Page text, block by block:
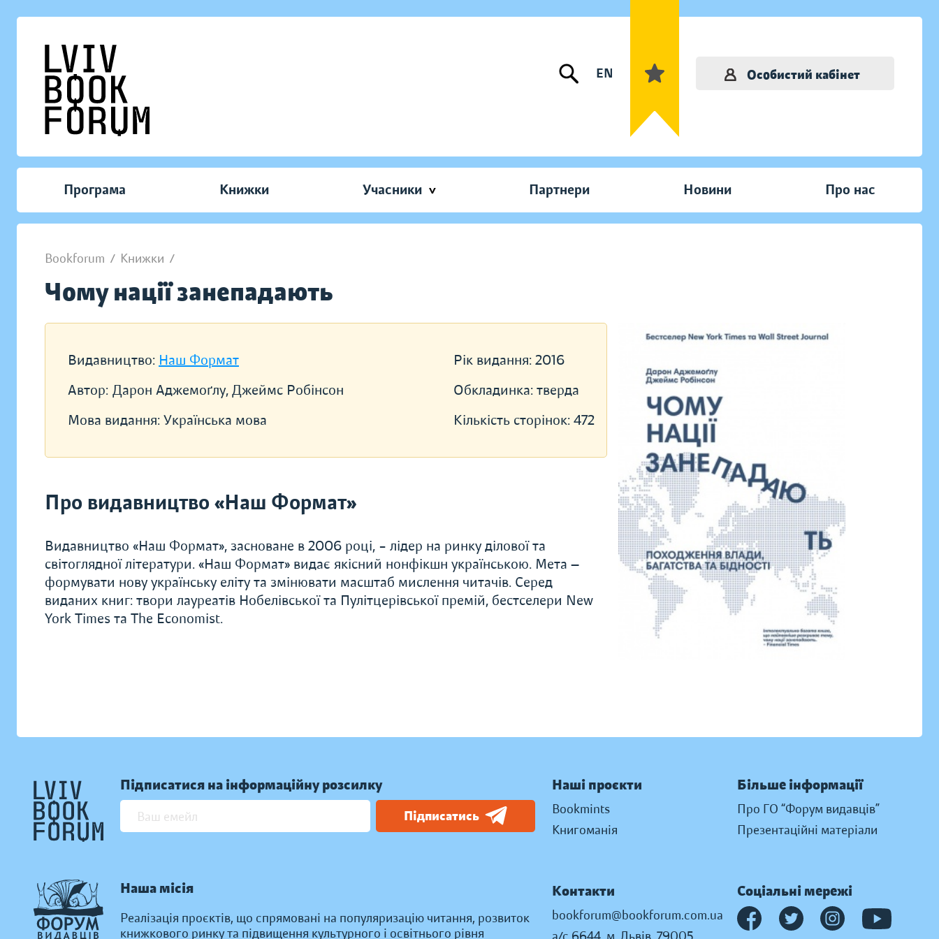
EN Особистий кабінет
Програма Книжки Учасники Партнери Новини Про нас
Bookforum / Книжки /
Чому нації занепадають
Видавництво: Наш Формат
Автор: Дарон Аджемоґлу, Джеймс Робінсон
Мова видання: Українська мова
Рік видання: 2016
Обкладинка: тверда
Кількість сторінок: 472
Про видавництво «Наш Формат»
Видавництво «Наш Формат», засноване в 2006 році, – лідер на ринку ділової та
світоглядної літератури. «Наш Формат» видає якісний нонфікшн українською. Мета —
формувати нову українську еліту та змінювати масштаб мислення читачів. Серед
виданих книг: твори лауреатів Нобелівської та Пулітцерівської премій, бестселери New
York Times та The Economist.
Підписатися на інформаційну розсилку
Підписатись
Наша місія
Реалізація проєктів, що спрямовані на популяризацію читання, розвиток
книжкового ринку та підвищення культурного і освітнього рівня
Наші проєкти
Bookmints
Книгоманія
Більше інформації
Про ГО “Форум видавців”
Презентаційні матеріали
Контакти
bookforum@bookforum.com.ua
Соціальні мережі